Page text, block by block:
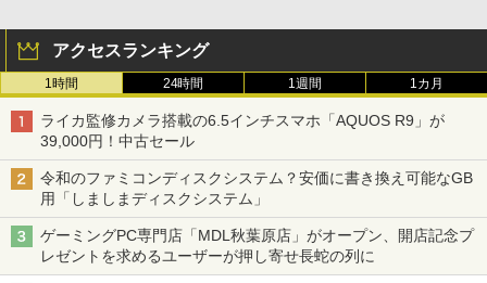
アクセスランキング
1時間 24時間 1週間 1カ月
ライカ監修カメラ搭載の6.5インチスマホ「AQUOS R9」が
39,000円！中古セール
令和のファミコンディスクシステム？安価に書き換え可能なGB
用「しましまディスクシステム」
ゲーミングPC専門店「MDL秋葉原店」がオープン、開店記念プ
レゼントを求めるユーザーが押し寄せ長蛇の列に